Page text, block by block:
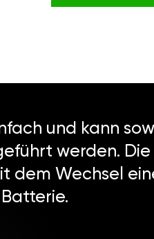
und kann
werden.
dem Wechsel
Batterie.